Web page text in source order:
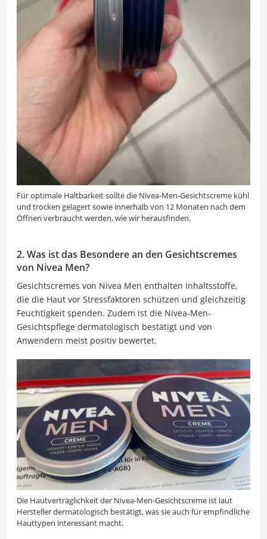
Für optimale Haltbarkeit sollte die Nivea-Men-Gesichtscreme kühl
und trocken gelagert sowie innerhalb von 12 Monaten nach dem
Öffnen verbraucht werden, wie wir herausfinden.
2. Was ist das Besondere an den Gesichtscremes
von Nivea Men?
Gesichtscremes von Nivea Men enthalten Inhaltsstoffe,
die die Haut vor Stressfaktoren schützen und gleichzeitig
Feuchtigkeit spenden. Zudem ist die Nivea-Men-
Gesichtspflege dermatologisch bestätigt und von
Anwendern meist positiv bewertet.
Die Hautverträglichkeit der Nivea-Men-Gesichtscreme ist laut
Hersteller dermatologisch bestätigt, was sie auch für empfindliche
Hauttypen interessant macht.